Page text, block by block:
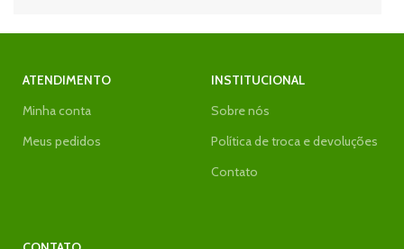
ATENDIMENTO
Minha conta
Meus pedidos
INSTITUCIONAL
Sobre nós
Política de troca e devoluções
Contato